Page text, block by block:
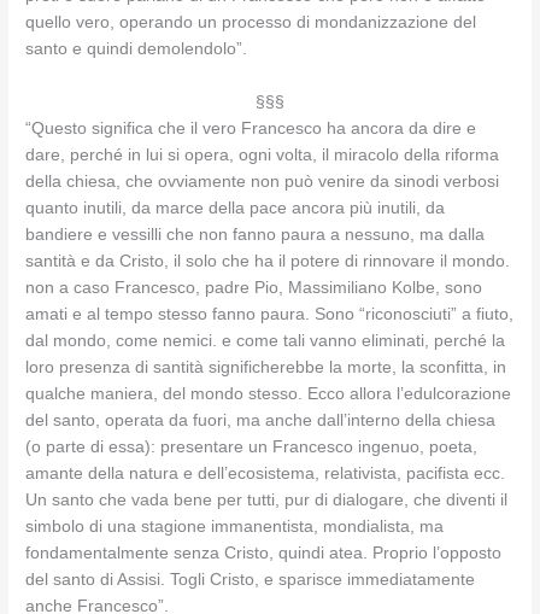
quello vero, operando un processo di mondanizzazione del
santo e quindi demolendolo”.
§§§
“Questo significa che il vero Francesco ha ancora da dire e
dare, perché in lui si opera, ogni volta, il miracolo della riforma
della chiesa, che ovviamente non può venire da sinodi verbosi
quanto inutili, da marce della pace ancora più inutili, da
bandiere e vessilli che non fanno paura a nessuno, ma dalla
santità e da Cristo, il solo che ha il potere di rinnovare il mondo.
non a caso Francesco, padre Pio, Massimiliano Kolbe, sono
amati e al tempo stesso fanno paura. Sono “riconosciuti” a fiuto,
dal mondo, come nemici. e come tali vanno eliminati, perché la
loro presenza di santità significherebbe la morte, la sconfitta, in
qualche maniera, del mondo stesso. Ecco allora l’edulcorazione
del santo, operata da fuori, ma anche dall’interno della chiesa
(o parte di essa): presentare un Francesco ingenuo, poeta,
amante della natura e dell’ecosistema, relativista, pacifista ecc.
Un santo che vada bene per tutti, pur di dialogare, che diventi il
simbolo di una stagione immanentista, mondialista, ma
fondamentalmente senza Cristo, quindi atea. Proprio l’opposto
del santo di Assisi. Togli Cristo, e sparisce immediatamente
anche Francesco”.